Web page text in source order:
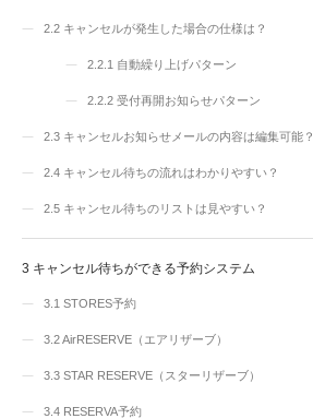
2.2 キャンセルが発生した場合の仕様は？
2.2.1 自動繰り上げパターン
2.2.2 受付再開お知らせパターン
2.3 キャンセルお知らせメールの内容は編集可能？
2.4 キャンセル待ちの流れはわかりやすい？
2.5 キャンセル待ちのリストは見やすい？
3 キャンセル待ちができる予約システム
3.1 STORES予約
3.2AirRESERVE（エアリザーブ）
3.3 STAR RESERVE（スターリザーブ）
3.4 RESERVA予約